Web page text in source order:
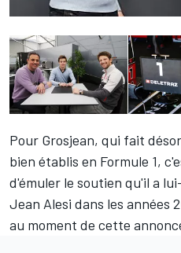
Pour Grosjean, qui fait
bien établis en Formule 1,
d'émuler le soutien qu'il a
Jean Alesi dans les années
au moment de cette